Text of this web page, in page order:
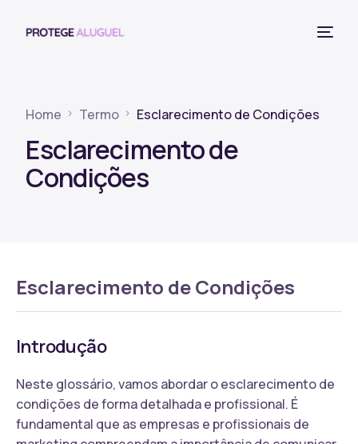
Home Termo Esclarecimento de Condições
Esclarecimento de
Condições
Esclarecimento de Condições
Introdução
Neste glossário, vamos abordar o esclarecimento de
condições de forma detalhada e profissional. É
fundamental que as empresas e profissionais de